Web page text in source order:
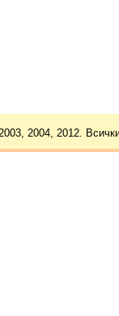
2004, 2012.